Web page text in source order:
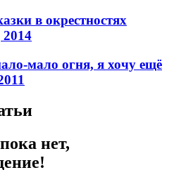
в окрестностях
2014
мало огня, я хочу ещё
нет,